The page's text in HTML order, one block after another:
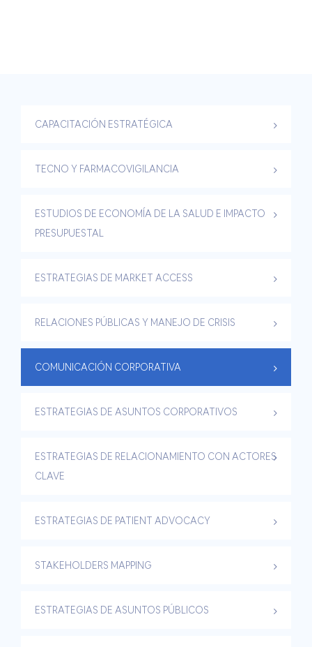
CAPACITACIÓN ESTRATÉGICA
TECNO Y FARMACOVIGILANCIA
ESTUDIOS DE ECONOMÍA DE LA SALUD E IMPACTO
PRESUPUESTAL
ESTRATEGIAS DE MARKET ACCESS
RELACIONES PÚBLICAS Y MANEJO DE CRISIS
COMUNICACIÓN CORPORATIVA
ESTRATEGIAS DE ASUNTOS CORPORATIVOS
ESTRATEGIAS DE RELACIONAMIENTO CON ACTORES
CLAVE
ESTRATEGIAS DE PATIENT ADVOCACY
STAKEHOLDERS MAPPING
ESTRATEGIAS DE ASUNTOS PÚBLICOS